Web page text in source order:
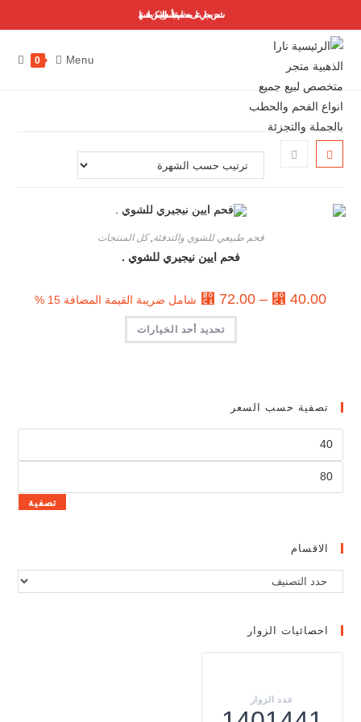
شحن مجاني على معظم منتجاتنا ..أسعارنا لا يمكن منافستها
0 Menu
فحم طبيعي للشوي والتدفئة,كل المنتجات
فحم ايين نيجيري للشوي .
⃁ 40.00
–
⃁ 72.00 شامل ضريبة القيمة المضافة 15 %
تحديد أحد الخيارات
تصفية حسب السعر
تصفية
الاقسام
احصائيات الزوار